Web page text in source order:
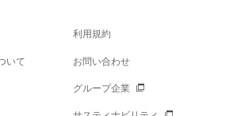
利用規約
いて お問い合わせ
グループ企業